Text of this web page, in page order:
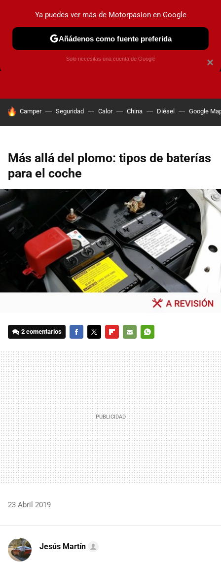
CAMBIO DE ACEITE AIRE ACONDICIONADO
HOY SE HABLA DE
Camper Seguridad Calor China Diésel Google
Más allá del plomo: tipos de baterías
para el coche
2 comentarios
MAIL
23 Abril 2019
Jesús Martín
×
Ya puedes ver más de Motorpasion en Google
Añádenos como fuente preferida
Solo necesitas una cuenta de Google